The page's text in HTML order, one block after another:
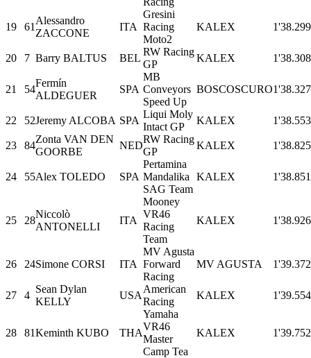
19 61
Alessandro
ZACCONE
ITA
Gresini
Racing
Moto2
KALEX 1'38.299
20 7 Barry BALTUS BEL
RW Racing
GP
KALEX 1'38.308
21 54
Fermín
ALDEGUER
SPA
MB
Conveyors
Speed Up
BOSCOSCURO1'38.327
22 52Jeremy ALCOBA SPA
Liqui Moly
Intact GP
KALEX 1'38.553
23 84
Zonta VAN DEN
GOORBE
NED
RW Racing
GP
KALEX 1'38.825
24 55Alex TOLEDO SPA
Pertamina
Mandalika
SAG Team
KALEX 1'38.851
25 28
Niccolò
ANTONELLI
ITA
Mooney
VR46
Racing
Team
KALEX 1'38.926
26 24Simone CORSI ITA
MV Agusta
Forward
Racing
MV AGUSTA 1'39.372
27 4
Sean Dylan
KELLY
USA
American
Racing
KALEX 1'39.554
28 81Keminth KUBO THA
Yamaha
VR46
Master
Camp Tea
KALEX 1'39.752